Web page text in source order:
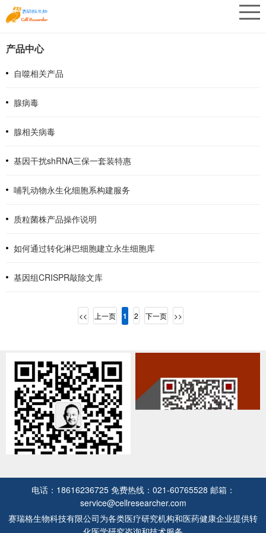
产品中心
自噬相关产品
腺病毒
腺相关病毒
基因干扰shRNA三保一套装特惠
哺乳动物永生化细胞系构建服务
质粒菌株产品操作说明
如何通过转化淋巴细胞建立永生细胞库
基因组CRISPR敲除文库
<< 上一页 1 2 下一页 >>
电话：18616236725 免费热线：021-60765528 邮箱：
service@cellresearcher.com
赛瑞格生物科技有限公司为各类医疗研究机构和医药健康企业提供转